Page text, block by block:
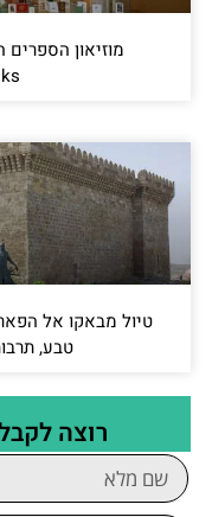
טיול מבאקו אל
טבע,
רוצה